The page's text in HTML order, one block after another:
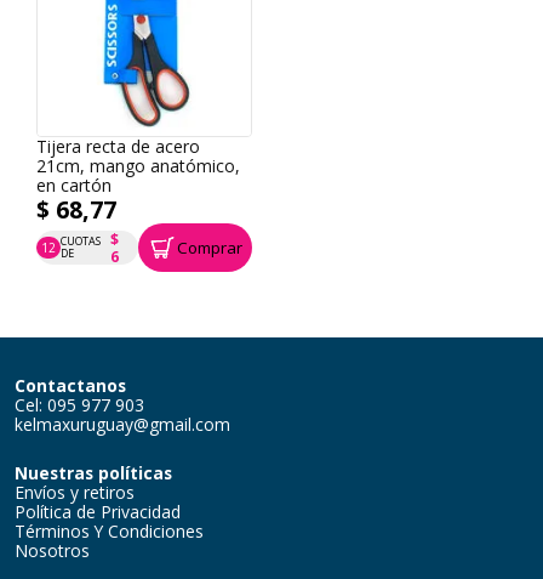
Tijera recta de acero
21cm, mango anatómico,
en cartón
$ 68,77
12 CUOTAS
DE
$
6
P.T.F. $ 69 Comprar
Contactanos
Cel: 095 977 903
kelmaxuruguay@gmail.com
Nuestras políticas
Envíos y retiros
Política de Privacidad
Términos Y Condiciones
Nosotros